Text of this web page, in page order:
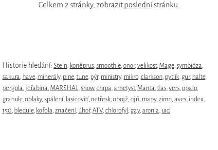
Celkem 2 stránky, zobrazitposlednístránku.
Historie hledání: Stein, koněprus,smoothie,onor,velikost, Mage,symbióza,
sakura, have, minerály, pine,tune, pýr, ministry, mikro,clarkson, pytlík, gur, halte,
pergola,jeřabina, MARSHAL,show,chrpa,ametyst, Manta,tlas,vers,opalo,
granule,oblaky,spálení, lasicovití, netřesk,obojž,ojñ, mapy,zimn,aves, index,
150, bledule, kofola,značení, úhoř,ATV,chlorofyl , gay,aronia, uid